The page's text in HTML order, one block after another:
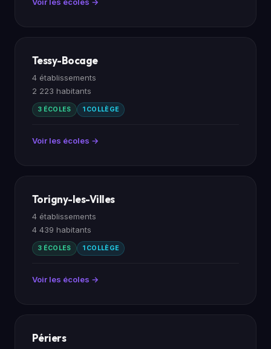
Tessy-Bocage
4 établissements
2 223 habitants
3 ÉCOLES 1 COLLÈGE
Voir les écoles →
Torigny-les-Villes
4 établissements
4 439 habitants
3 ÉCOLES 1 COLLÈGE
Voir les écoles →
Périers